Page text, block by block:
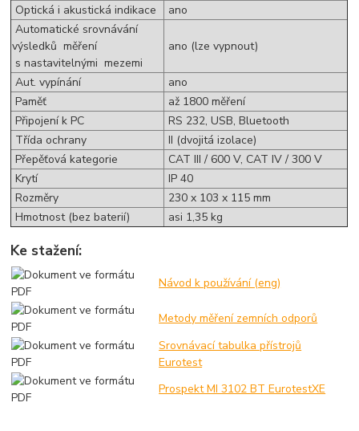
Optická i akustická indikace
ano
Automatické srovnávání
výsledků měření
s nastavitelnými mezemi
ano (lze vypnout)
Aut. vypínání
ano
Paměť
až 1800 měření
Připojení k PC
RS 232, USB, Bluetooth
Třída ochrany
II (dvojitá izolace)
Přepěťová kategorie
CAT III / 600 V, CAT IV / 300 V
Krytí
IP 40
Rozměry
230 x 103 x 115 mm
Hmotnost (bez baterií)
asi 1,35 kg
Ke stažení:
Návod k používání (eng)
Metody měření zemních odporů
Srovnávací tabulka přístrojů
Eurotest
Prospekt MI 3102 BT EurotestXE